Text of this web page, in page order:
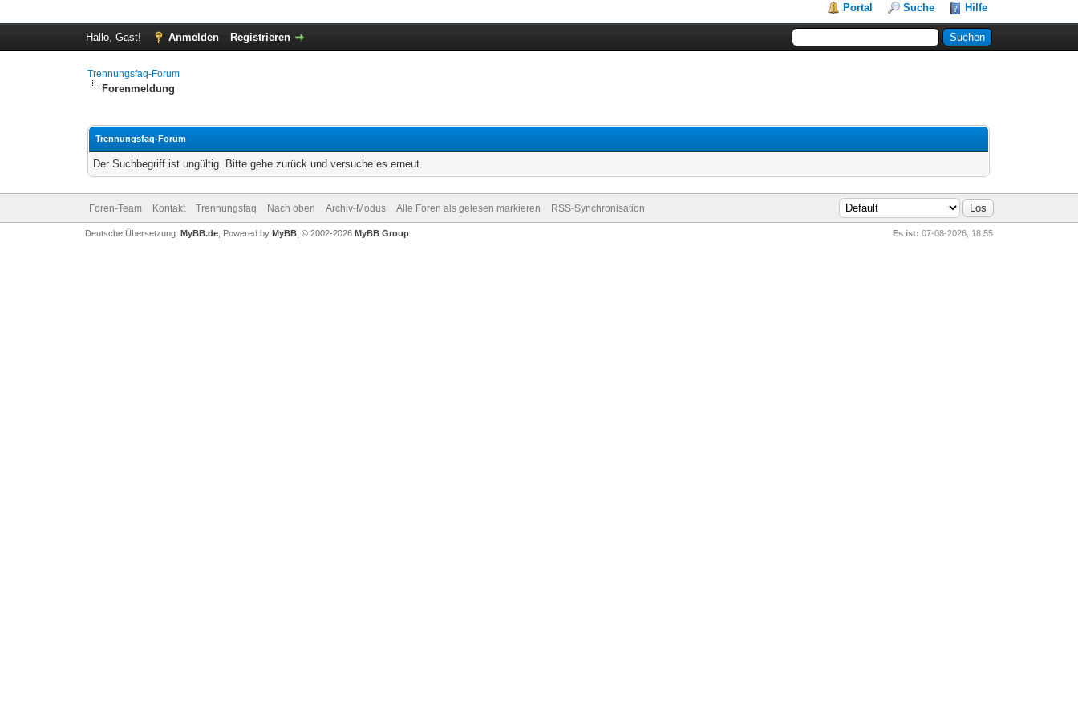
Portal Suche Hilfe
Hallo, Gast! Anmelden Registrieren
Trennungsfaq-Forum
Forenmeldung
Trennungsfaq-Forum
Der Suchbegriff ist ungültig. Bitte gehe zurück und versuche es erneut.
Foren-Team Kontakt Trennungsfaq Nach oben Archiv-Modus Alle Foren als gelesen markieren RSS-Synchronisation
Es ist: 07-08-2026, 18:55
Deutsche Übersetzung: MyBB.de, Powered by MyBB, © 2002-2026 MyBB Group.